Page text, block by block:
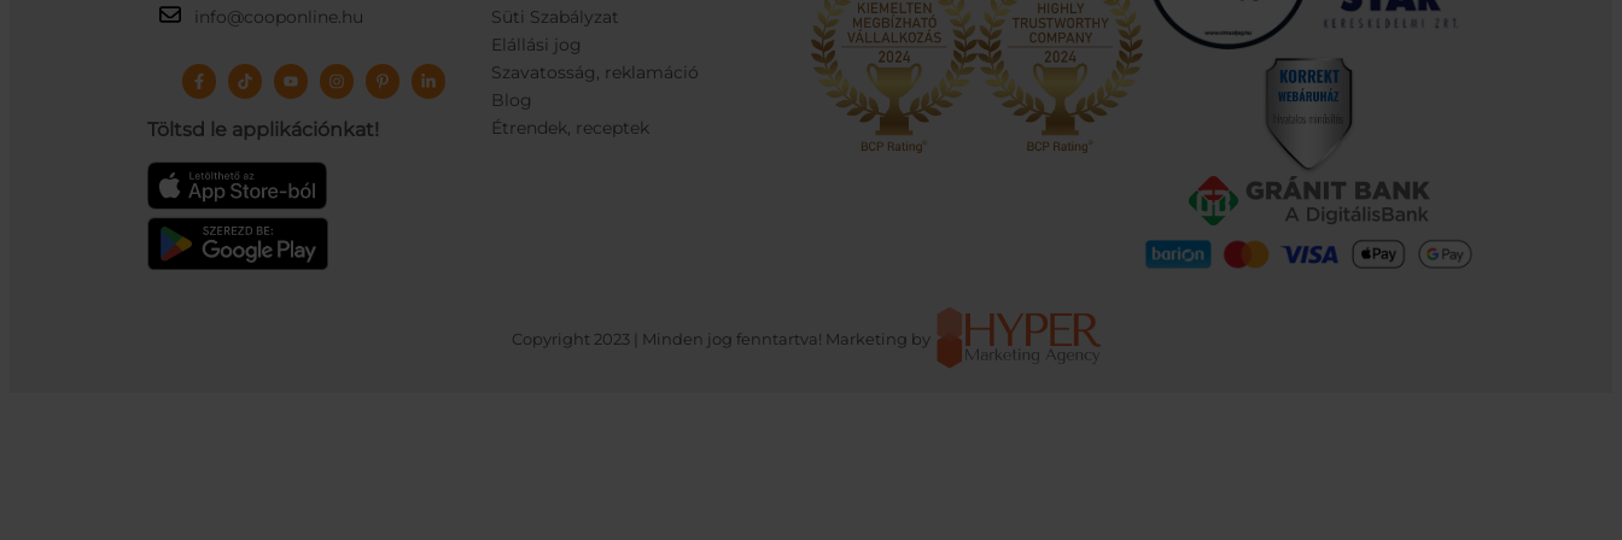
info@cooponline.hu
Töltsd le applikációnkat!
Süti Szabályzat
Elállási jog
Szavatosság, reklamáció
Blog
Étrendek, receptek
Copyright 2023 | Minden jog fenntartva! Marketing by